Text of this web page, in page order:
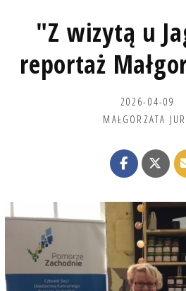
"Z wizytą u
reportaż
2026-04-09
MAŁGORZATA